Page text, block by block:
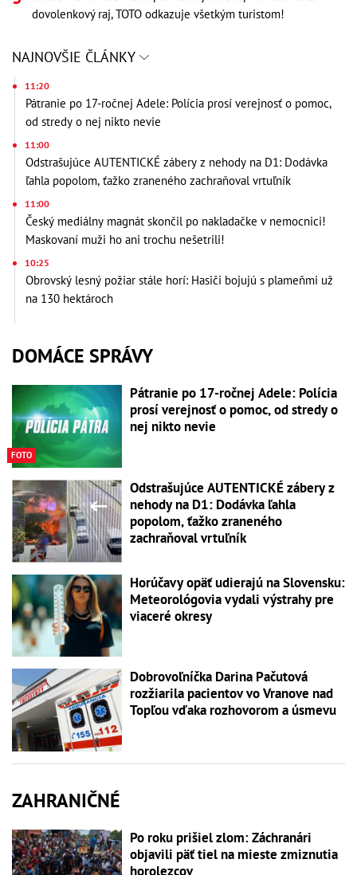
dovolenkový raj, TOTO odkazuje všetkým turistom!
NAJNOVŠIE ČLÁNKY
11:20
Pátranie po 17-ročnej Adele: Polícia prosí verejnosť o pomoc,
od stredy o nej nikto nevie
11:00
Odstrašujúce AUTENTICKÉ zábery z nehody na D1: Dodávka
ľahla popolom, ťažko zraneného zachraňoval vrtuľník
11:00
Český mediálny magnát skončil po nakladačke v nemocnici!
Maskovaní muži ho ani trochu nešetrili!
10:25
Obrovský lesný požiar stále horí: Hasiči bojujú s plameňmi už
na 130 hektároch
DOMÁCE SPRÁVY
FOTO
Pátranie po 17-ročnej Adele: Polícia
prosí verejnosť o pomoc, od stredy o
nej nikto nevie
Odstrašujúce AUTENTICKÉ zábery z
nehody na D1: Dodávka ľahla
popolom, ťažko zraneného
zachraňoval vrtuľník
Horúčavy opäť udierajú na Slovensku:
Meteorológovia vydali výstrahy pre
viaceré okresy
Dobrovoľníčka Darina Pačutová
rozžiarila pacientov vo Vranove nad
Topľou vďaka rozhovorom a úsmevu
ZAHRANIČNÉ
Po roku prišiel zlom: Záchranári
objavili päť tiel na mieste zmiznutia
horolezcov